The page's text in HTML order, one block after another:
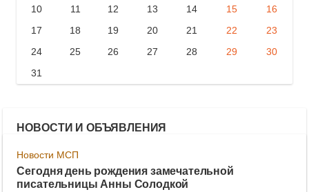
10
11 12 13 14 15
16
17
18 19 20 21 22
23
24
25 26 27 28 29
30
31
НОВОСТИ И ОБЪЯВЛЕНИЯ
Новости МСП
Сегодня день рождения замечательной
писательницы Анны Солодкой